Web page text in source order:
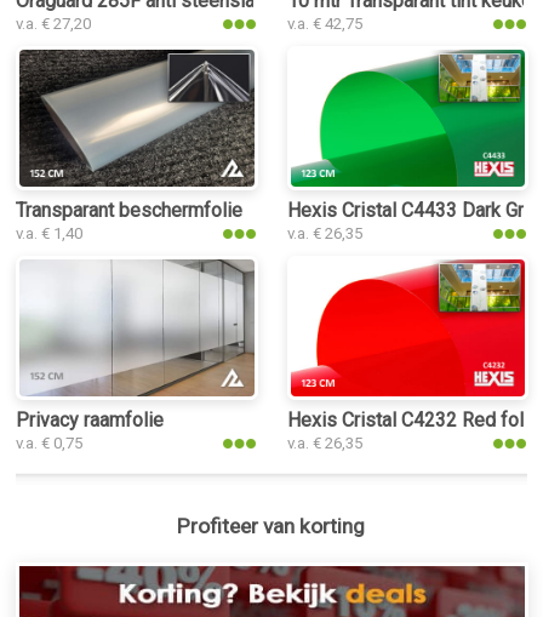
v.a. € 27,20 v.a. € 42,75
Transparant beschermfolie
v.a. € 1,40
Hexis Cristal C4433 Dark
v.a. € 26,35
Privacy raamfolie
v.a. € 0,75
Hexis Cristal C4232 Red folie
v.a. € 26,35
Profiteer van korting